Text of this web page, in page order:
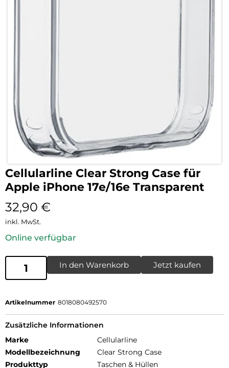
Cellularline Clear Strong Case für
Apple iPhone 17e/16e Transparent
32,90 €
inkl. MwSt.
Online verfügbar
In den Warenkorb Jetzt kaufen
Artikelnummer 8018080492570
Zusätzliche Informationen
Marke
Cellularline
Modellbezeichnung
Clear Strong Case
Produkttyp
Taschen & Hüllen